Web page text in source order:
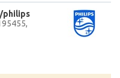
philips